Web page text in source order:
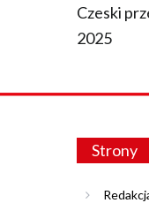
Czeski
2025
Strony